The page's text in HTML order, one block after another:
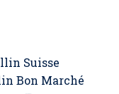
Suisse
Bon Marché